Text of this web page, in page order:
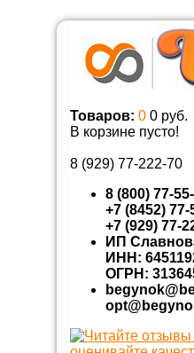
Товаров: 0 0 руб.
В корзине пусто!
8 (929) 77-222-70
8 (800) 77-
+7 (8452) 77-
+7 (929) 77-
ИП
ИНН:
ОГРН: